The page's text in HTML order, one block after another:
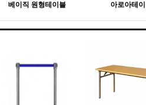
베이직 원형테이블 아로아테